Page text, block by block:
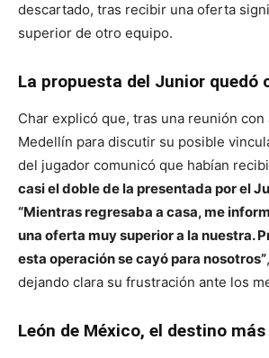
descartado, tras recibir una oferta
superior de otro equipo.
La propuesta del Junior quedó
Char explicó que, tras una reunión con
Medellín para discutir su posible
del jugador comunicó que habían
casi el doble de la presentada por el
“Mientras regresaba a casa, me
una oferta muy superior a la nuestra.
esta operación se cayó para nosotros”
dejando clara su frustración ante los
León de México, el destino